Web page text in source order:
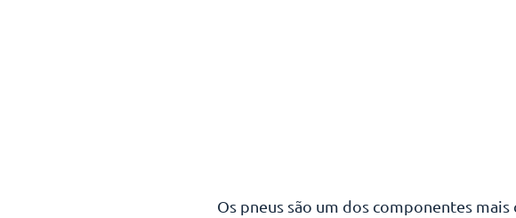
Os pneus são um dos componentes